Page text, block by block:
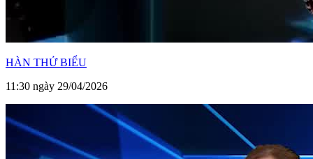
HÀN THỬ BIỂU
11:30 ngày 29/04/2026